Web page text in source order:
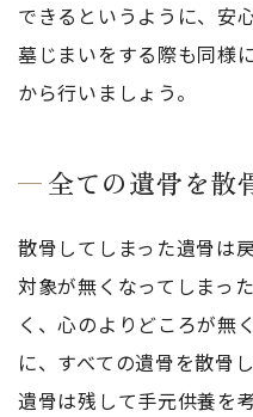
できるというように、安
墓じまいをする際も同様
から行いましょう。
全ての遺骨を散
散骨してしまった遺骨は
対象が無くなってしまっ
く、心のよりどころが無
に、すべての遺骨を散骨
遺骨は残して手元供養を